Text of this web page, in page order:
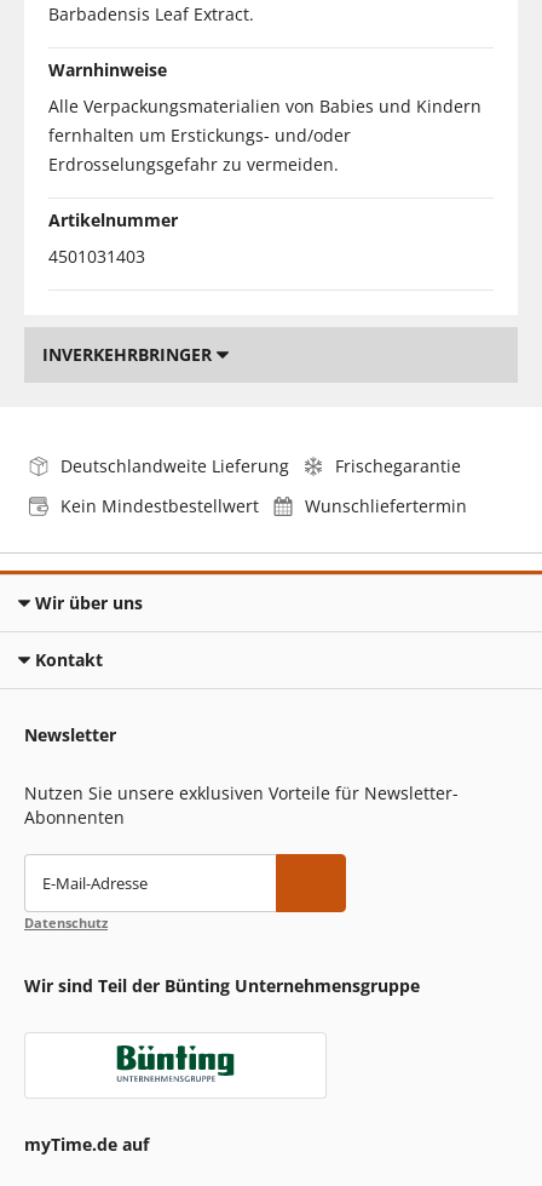
Barbadensis Leaf Extract.
Warnhinweise
Alle Verpackungsmaterialien von Babies und Kindern
fernhalten um Erstickungs- und/oder
Erdrosselungsgefahr zu vermeiden.
Artikelnummer
4501031403
INVERKEHRBRINGER
Deutschlandweite Lieferung
Frischegarantie
Kein Mindestbestellwert
Wunschliefertermin
Wir über uns
Kontakt
Newsletter
Nutzen Sie unsere exklusiven Vorteile für Newsletter-
Abonnenten
E-Mail-Adresse
Datenschutz
Wir sind Teil der Bünting Unternehmensgruppe
myTime.de auf